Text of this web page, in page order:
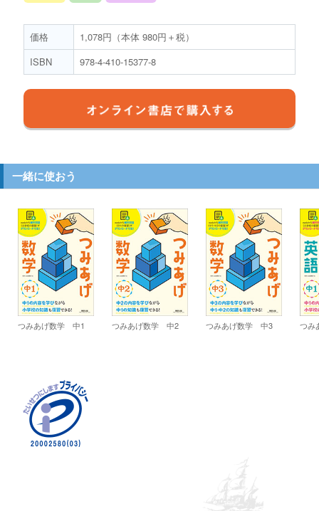
価格
1,078円（本体 980円＋税）
ISBN
978-4-410-15377-8
一緒に使おう
つみあげ数学 中1 つみあげ数学 中2 つみあげ数学 中3 つみ